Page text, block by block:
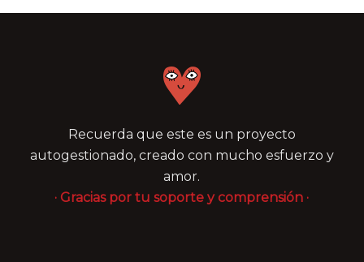
Recuerda que este es un proyecto
autogestionado, creado con mucho esfuerzo y
amor.
· Gracias por tu soporte y comprensión ·